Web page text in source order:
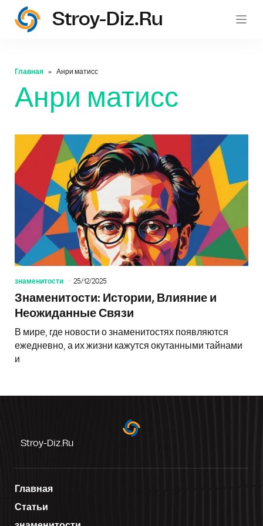
Stroy-Diz.ru
Главная Анри матисс
Анри матисс
знаменитости 25/12/2025
Знаменитости: Истории, Влияние и
Неожиданные Связи
В мире, где новости о знаменитостях появляются
ежедневно, а их жизни кажутся окутанными тайнами
и
Stroy-Diz.ru
Главная
Статьи